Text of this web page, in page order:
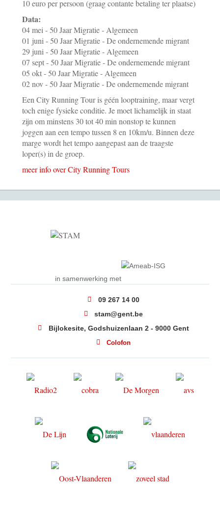
10 euro per persoon (graag contante betaling ter plaatse)
Data:
04 mei - 50 Jaar Migratie - Algemeen
01 juni - 50 Jaar Migratie - De ondernemende migrant
29 juni - 50 Jaar Migratie - Algemeen
07 sept - 50 Jaar Migratie - De ondernemende migrant
05 okt - 50 Jaar Migratie - Algemeen
02 nov - 50 Jaar Migratie - De ondernemende migrant
Een City Running Tour is géén looptraining, maar vergt
toch enige fysieke conditie. Je moet lichamelijk in staat
zijn om minstens 30 tot 40 min nonstop te kunnen
joggen aan een tempo tussen 8 en 10km/u. Binnen deze
marge wordt het tempo aangepast aan de traagste
loper(s) in de groep.
meer info over City Running Tours
in samenwerking met
09 267 14 00
stam@gent.be
Bijlokesite, Godshuizenlaan 2 - 9000 Gent
Colofon